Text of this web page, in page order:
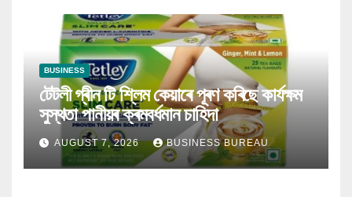
BUSINESS
টেটলী গ্ৰীন টি শ্লিম কেয়াৰে পূৰণ কৰিছে কাৰ্যক্ষম
সুস্থতা পানীয়ৰ ক্ৰমবৰ্ধমান চাহিদা
AUGUST 7, 2026 BUSINESS BUREAU